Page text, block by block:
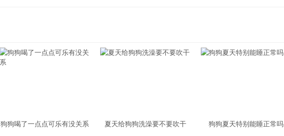
狗狗喝了一点点可乐有没关系 夏天给狗狗洗澡要不要吹干 狗狗夏天特别能睡正常吗